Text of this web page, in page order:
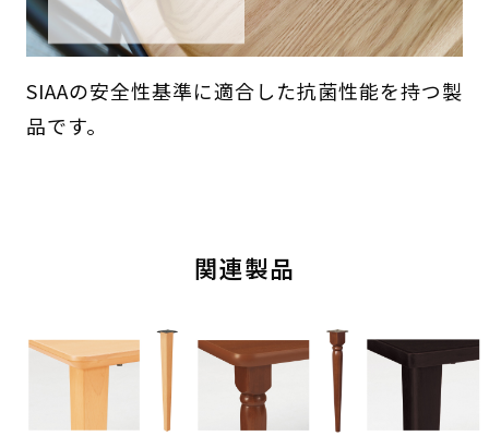
SIAAの安全性基準に適合した抗菌性能を持つ製
品です。
関連製品